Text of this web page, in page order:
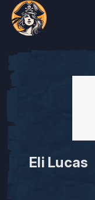
Eli Lucas